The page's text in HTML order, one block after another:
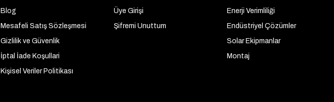
Blog
Mesafeli Satış Sözleşmesi
Gizlilik ve Güvenlik
İptal İade Koşullari
Kişisel Veriler Politikası
Üye Girişi
Şifremi Unuttum
Enerji Verimliliği
Endüstriyel Çözümler
Solar Ekipmanlar
Montaj